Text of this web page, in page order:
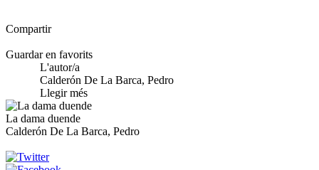
Compartir
Guardar en favorits
L'autor/a
Calderón De La Barca, Pedro
Llegir més
La dama duende
Calderón De La Barca, Pedro